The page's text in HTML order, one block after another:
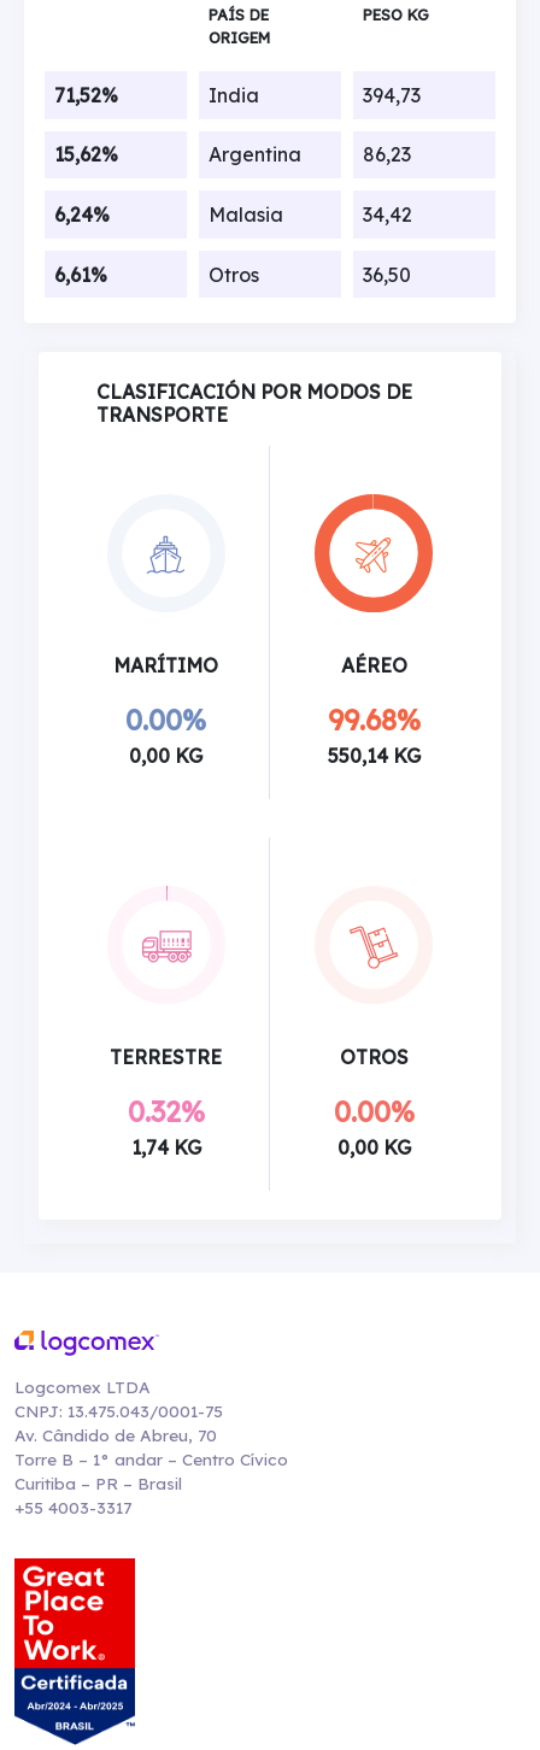
PAÍS DE
ORIGEM
PESO KG
71,52% India 394,73
15,62% Argentina 86,23
6,24% Malasia 34,42
6,61% Otros 36,50
CLASIFICACIÓN POR MODOS DE
TRANSPORTE
MARÍTIMO
0.00%
0,00 KG
AÉREO
99.68%
550,14 KG
TERRESTRE
0.32%
1,74 KG
OTROS
0.00%
0,00 KG
Logcomex LTDA
CNPJ: 13.475.043/0001-75
Av. Cândido de Abreu, 70
Torre B – 1° andar – Centro Cívico
Curitiba – PR – Brasil
+55 4003-3317